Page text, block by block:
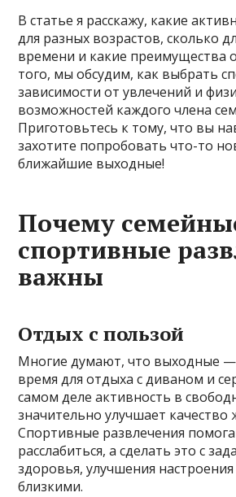
В статье я расскажу, какие
для разных возрастов, сколько
времени и какие преимущества
того, мы обсудим, как выбрать
зависимости от увлечений и
возможностей каждого члена
Приготовьтесь к тому, что вы
захотите попробовать что-то
ближайшие выходные!
Почему
спортивные
важны
Отдых с пользой
Многие думают, что выходные
время для отдыха с диваном и
самом деле активность в
значительно улучшает качество
Спортивные развлечения
расслабиться, а сделать это с
здоровья, улучшения
близкими.